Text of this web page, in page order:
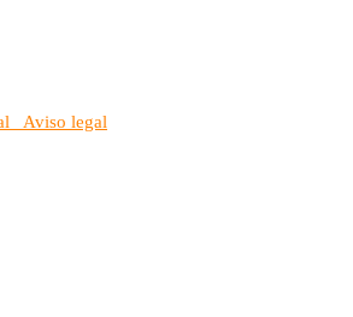
Aviso legal